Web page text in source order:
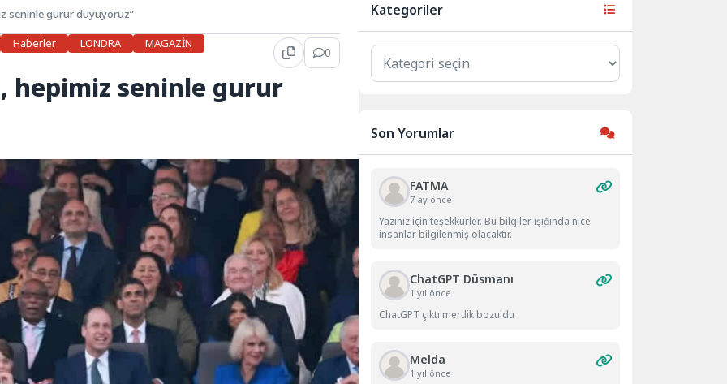
seninle gurur duyuyoruz”
Haberler LONDRA
MAGAZİN
0
hepimiz seninle gurur
Kategoriler
Kategoriler
Son Yorumlar
FATMA
7 ay önce
Yazınız için teşekkürler. Bu bilgiler ışığında nice
insanlar bilgilenmiş olacaktır.
ChatGPT Düsmanı
1 yıl önce
ChatGPT çıktı mertlik bozuldu
Melda
1 yıl önce